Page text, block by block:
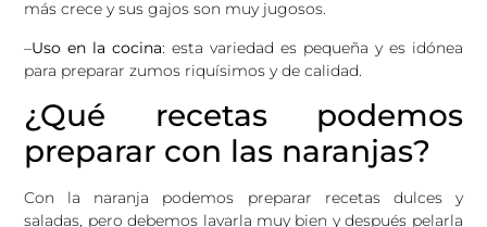
más crece y sus gajos son muy jugosos.
–Uso en la cocina: esta variedad es pequeña y es idónea
para preparar zumos riquísimos y de calidad.
¿Qué recetas podemos
preparar con las naranjas?
Con la naranja podemos preparar recetas dulces y
saladas, pero debemos lavarla muy bien y después pelarla